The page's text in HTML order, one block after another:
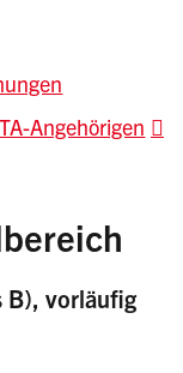
Angehörigen
B), vorläufig